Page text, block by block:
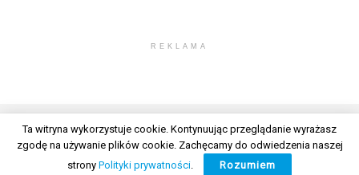
REKLAMA
© 2026 Wszelkie prawa zastrzeżone. Radio Lublin S.A. w likwidacji
Ta witryna wykorzystuje cookie. Kontynuując przeglądanie wyrażasz
zgodę na używanie plików cookie. Zachęcamy do odwiedzenia naszej
strony Polityki prywatności. Rozumiem